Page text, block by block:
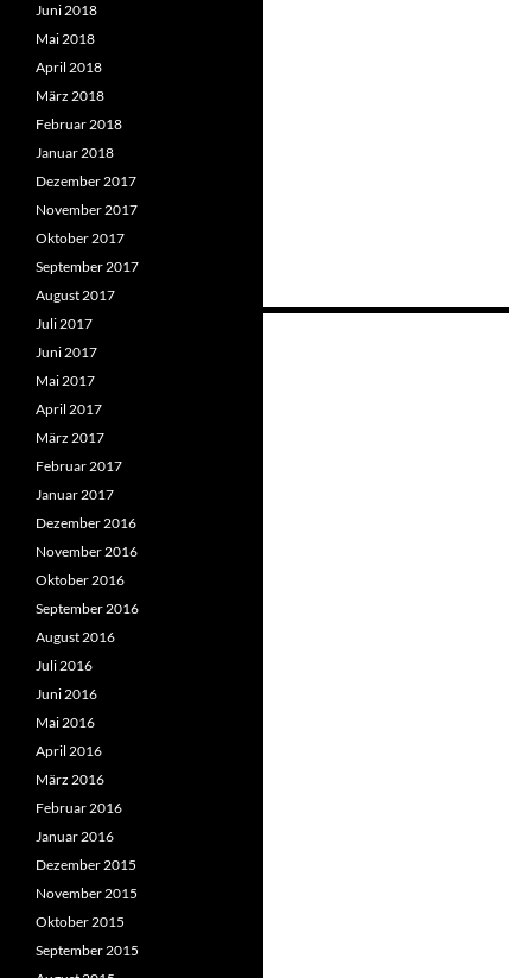
Juni 2018
Mai 2018
April 2018
März 2018
Februar 2018
Januar 2018
Dezember 2017
November 2017
Oktober 2017
September 2017
August 2017
Juli 2017
Juni 2017
Mai 2017
April 2017
März 2017
Februar 2017
Januar 2017
Dezember 2016
November 2016
Oktober 2016
September 2016
August 2016
Juli 2016
Juni 2016
Mai 2016
April 2016
März 2016
Februar 2016
Januar 2016
Dezember 2015
November 2015
Oktober 2015
September 2015